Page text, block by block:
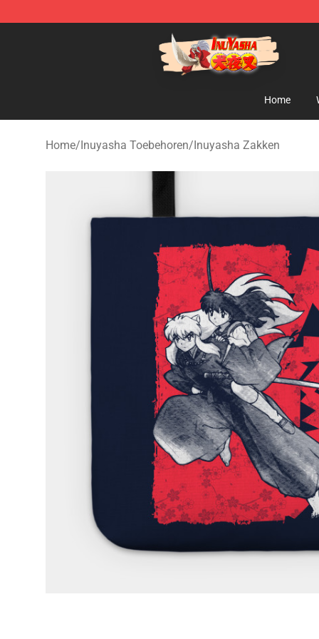
Inuyasha Store - Official Inuyasha Merchandise Shop
Home
Home/Inuyasha Toebehoren/Inuyasha Zakken